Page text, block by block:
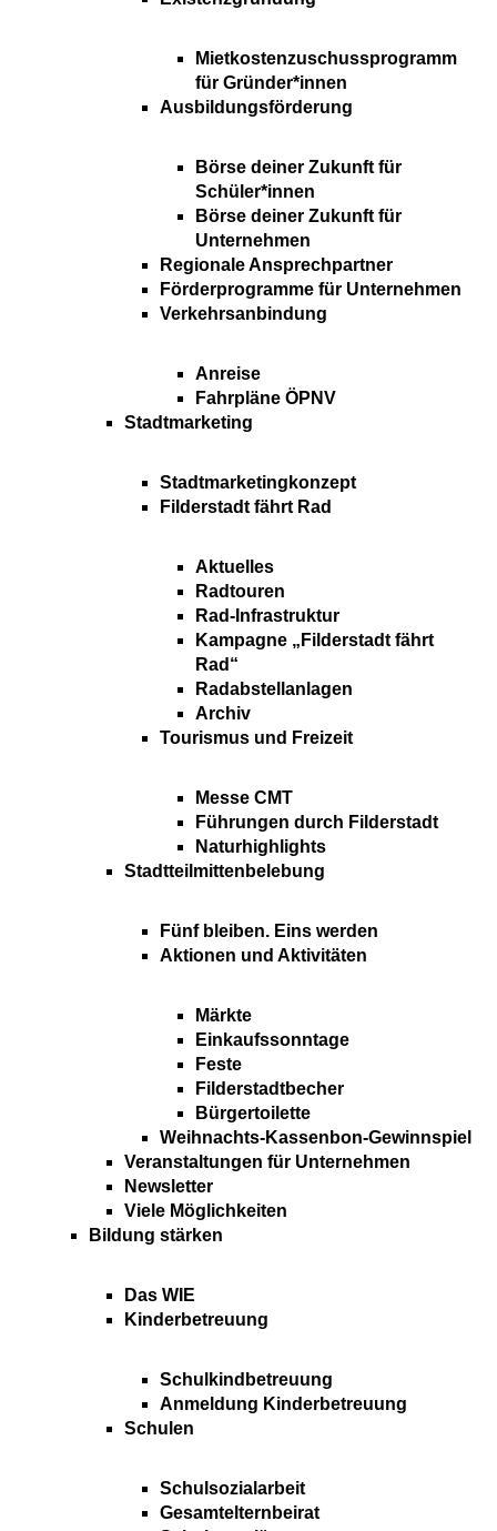
Mietkostenzuschussprogramm
für Gründer*innen
Ausbildungsförderung
Börse deiner Zukunft für
Schüler*innen
Börse deiner Zukunft für
Unternehmen
Regionale Ansprechpartner
Förderprogramme für Unternehmen
Verkehrsanbindung
Anreise
Fahrpläne ÖPNV
Stadtmarketing
Stadtmarketingkonzept
Filderstadt fährt Rad
Aktuelles
Radtouren
Rad-Infrastruktur
Kampagne „Filderstadt fährt
Rad“
Radabstellanlagen
Archiv
Tourismus und Freizeit
Messe CMT
Führungen durch Filderstadt
Naturhighlights
Stadtteilmittenbelebung
Fünf bleiben. Eins werden
Aktionen und Aktivitäten
Märkte
Einkaufssonntage
Feste
Filderstadtbecher
Bürgertoilette
Weihnachts-Kassenbon-Gewinnspiel
Veranstaltungen für Unternehmen
Newsletter
Viele Möglichkeiten
Bildung stärken
Das WIE
Kinderbetreuung
Schulkindbetreuung
Anmeldung Kinderbetreuung
Schulen
Schulsozialarbeit
Gesamtelternbeirat